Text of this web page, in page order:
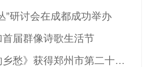
”研讨会在成都成功举办
届群像诗歌生活节
《记忆中的乡愁》获得郑州市第二十三届文学艺术优秀成果奖青年鼓励奖